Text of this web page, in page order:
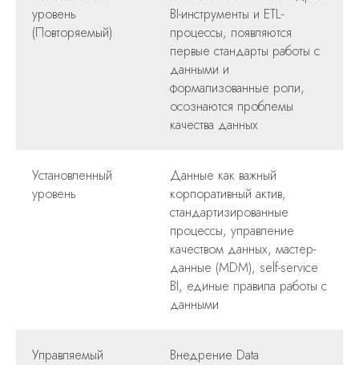
уровень
(Повторяемый)
BI-инструменты и ETL-
процессы, появляются
первые стандарты работы с
данными и
формализованные роли,
осознаются проблемы
качества данных
Установленный
уровень
Данные как важный
корпоративный актив,
стандартизированные
процессы, управление
качеством данных, мастер-
данные (MDM), self-service
BI, единые правила работы с
данными
Управляемый
Внедрение Data